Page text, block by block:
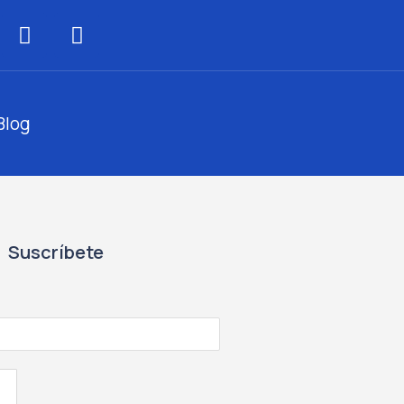
Suscríbete